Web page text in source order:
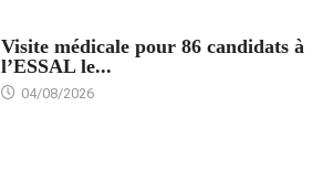
Visite médicale pour 86 candidats à
l’ESSAL le...
04/08/2026